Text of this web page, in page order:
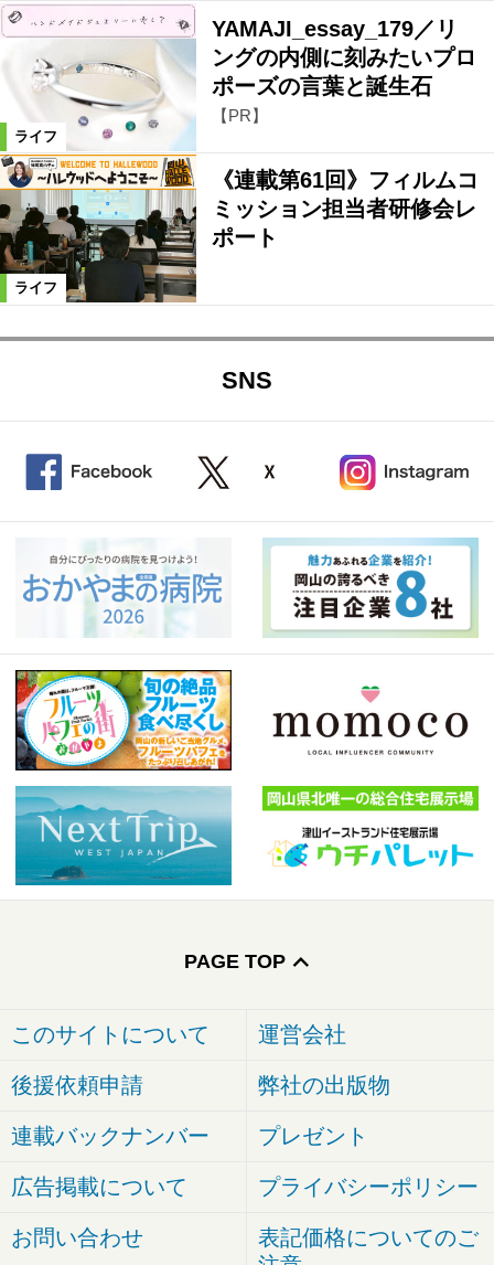
ライフ
YAMAJI_essay_179／リ
ングの内側に刻みたいプロ
ポーズの言葉と誕生石
【PR】
ライフ
《連載第61回》フィルムコ
ミッション担当者研修会レ
ポート
SNS
PAGE TOP
このサイトについて 運営会社
後援依頼申請 弊社の出版物
連載バックナンバー プレゼント
広告掲載について プライバシーポリシー
お問い合わせ
表記価格についてのご